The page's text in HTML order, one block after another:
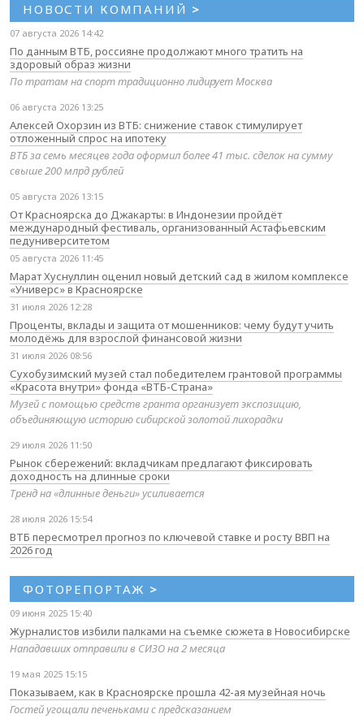
НОВОСТИ КОМПАНИЙ >
07 августа 2026 14:42
По данным ВТБ, россияне продолжают много тратить на
здоровый образ жизни
По тратам на спорт традиционно лидирует Москва
06 августа 2026 13:25
Алексей Охорзин из ВТБ: снижение ставок стимулирует
отложенный спрос на ипотеку
ВТБ за семь месяцев года оформил более 41 тыс. сделок на сумму
свыше 200 млрд рублей
05 августа 2026 13:15
От Красноярска до Джакарты: в Индонезии пройдёт
международный фестиваль, организованный Астафьевским
педуниверситетом
05 августа 2026 11:45
Марат Хуснуллин оценил новый детский сад в жилом комплексе
«Универс» в Красноярске
31 июля 2026 12:28
Проценты, вклады и защита от мошенников: чему будут учить
молодёжь для взрослой финансовой жизни
31 июля 2026 08:56
Сухобузимский музей стал победителем грантовой программы
«Красота внутри» фонда «ВТБ-Страна»
Музей с помощью средств гранта организует экспозицию,
объединяющую историю сибирской золотой лихорадки
29 июля 2026 11:50
Рынок сбережений: вкладчикам предлагают фиксировать
доходность на длинные сроки
Тренд на «длинные деньги» усиливается
28 июля 2026 15:54
ВТБ пересмотрел прогноз по ключевой ставке и росту ВВП на
2026 год
ФОТОРЕПОРТАЖ >
09 июня 2025 15:40
Журналистов избили палками на съемке сюжета в Новосибирске
Нападавших отправили в СИЗО на 2 месяца
19 мая 2025 15:15
Показываем, как в Красноярске прошла 42-ая музейная ночь
Гостей угощали печеньками с предсказанием